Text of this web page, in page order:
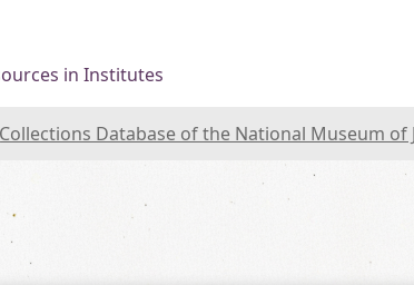
in Institutes
Database of the National Museum of